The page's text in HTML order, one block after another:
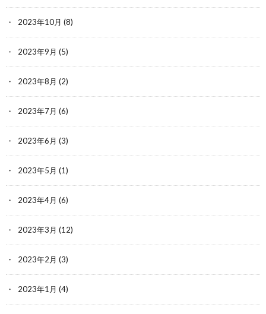
2023年10月 (8)
2023年9月 (5)
2023年8月 (2)
2023年7月 (6)
2023年6月 (3)
2023年5月 (1)
2023年4月 (6)
2023年3月 (12)
2023年2月 (3)
2023年1月 (4)